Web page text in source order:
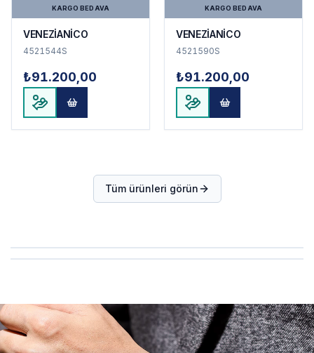
KARGO BEDAVA
VENEZİANİCO
4521544S
₺91.200,00
KARGO BEDAVA
VENEZİANİCO
4521590S
₺91.200,00
Tüm ürünleri görün